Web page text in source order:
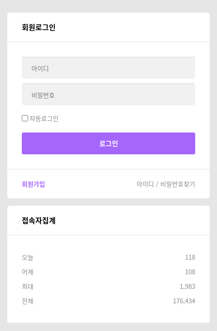
회원로그인
자동로그인
회원가입 아이디 / 비밀번호찾기
접속자집계
오늘
118
어제
108
최대
1,983
전체
176,434